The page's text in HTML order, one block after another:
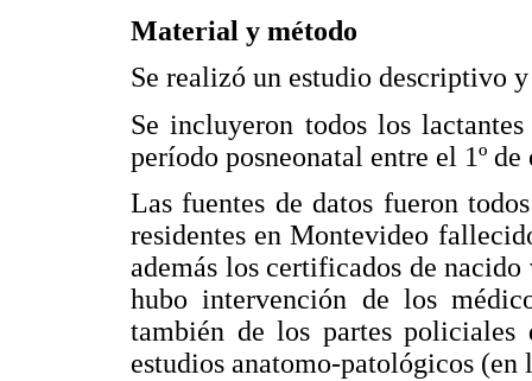
Material y método
Se realizó un estudio descriptivo
Se incluyeron todos los
período posneonatal entre el 1º
Las fuentes de datos fueron
residentes en Montevideo
además los certificados de
hubo intervención de los
también de los partes
estudios anatomo-patológicos (en